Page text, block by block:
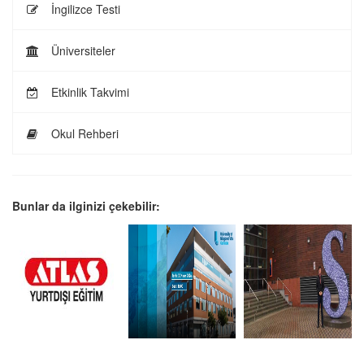
İngilizce Testi
Üniversiteler
Etkinlik Takvimi
Okul Rehberi
Bunlar da ilginizi çekebilir: